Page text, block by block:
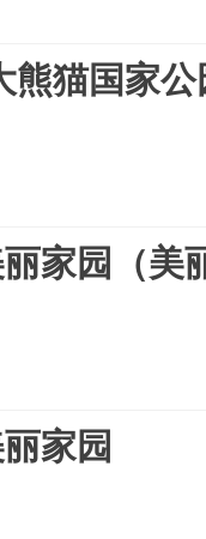
熊猫国家
家园（美
家园